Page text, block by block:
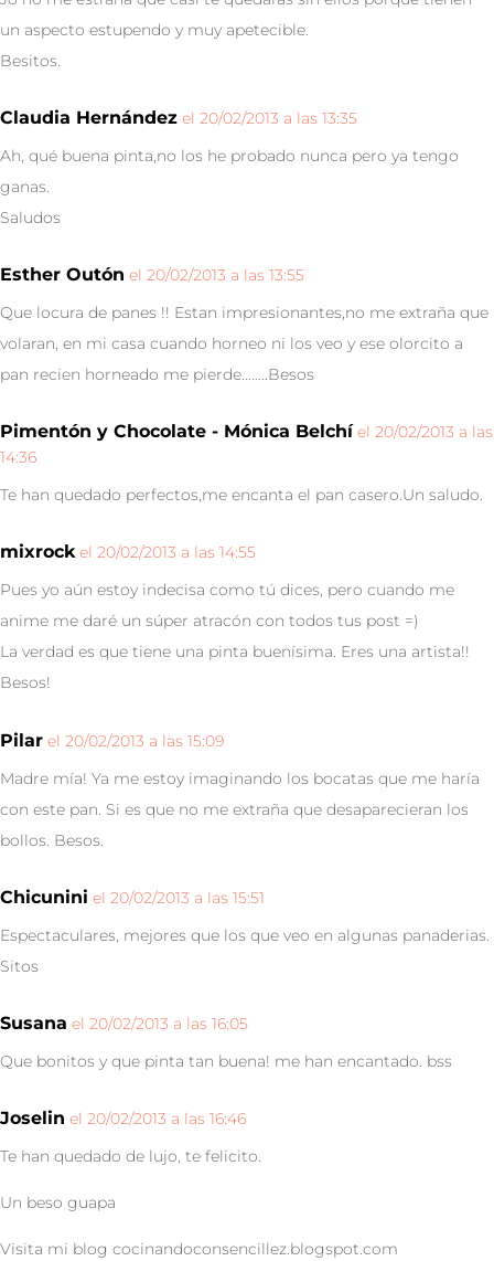
un aspecto estupendo y muy apetecible.
Besitos.
Claudia Hernández el 20/02/2013 a las 13:35
Ah, qué buena pinta,no los he probado nunca pero ya tengo
ganas.
Saludos
Esther Outón el 20/02/2013 a las 13:55
Que locura de panes !! Estan impresionantes,no me extraña que
volaran, en mi casa cuando horneo ni los veo y ese olorcito a
pan recien horneado me pierde……..Besos
Pimentón y Chocolate - Mónica Belchí el 20/02/2013 a las
14:36
Te han quedado perfectos,me encanta el pan casero.Un saludo.
mixrock el 20/02/2013 a las 14:55
Pues yo aún estoy indecisa como tú dices, pero cuando me
anime me daré un súper atracón con todos tus post =)
La verdad es que tiene una pinta buenísima. Eres una artista!!
Besos!
Pilar el 20/02/2013 a las 15:09
Madre mía! Ya me estoy imaginando los bocatas que me haría
con este pan. Si es que no me extraña que desaparecieran los
bollos. Besos.
Chicunini el 20/02/2013 a las 15:51
Espectaculares, mejores que los que veo en algunas panaderias.
Sitos
Susana el 20/02/2013 a las 16:05
Que bonitos y que pinta tan buena! me han encantado. bss
Joselin el 20/02/2013 a las 16:46
Te han quedado de lujo, te felicito.
Un beso guapa
Visita mi blog cocinandoconsencillez.blogspot.com